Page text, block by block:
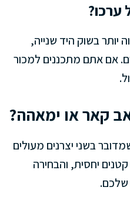
ערכו?
בשוק היד שנייה,
אם אתם מתכננים למכור
קאר או ימאהה?
בשני יצרנים מעולים
יחסית, והבחירה
שלכם.